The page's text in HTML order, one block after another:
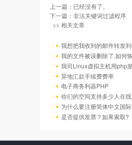
上一篇：已经没有了。
下一篇： 非法关键词过滤程序
>> 相关文章
我想把我收到的邮件转发
我的文件被误删除了,如何
我司Linux虚拟主机用php
异地汇款手续费费率
电子商务利器PHP
你们的空间支持多少人在
为什么要注册简体中文国
是否提供发票？如果索取?